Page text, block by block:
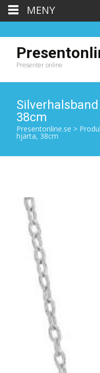
Presenter online
38cm
Presentonline.se >
hjärta, 38cm
MENY